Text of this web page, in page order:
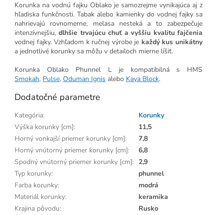
Korunka na vodnú fajku Oblako je samozrejme vynikajúca aj z
hľadiska funkčnosti. Tabak alebo kamienky do vodnej fajky sa
nahrievajú rovnomerne, melasa nesteká a to zabezpečuje
intenzívnejšiu,dlhšie trvajúcu chuť a vyššiu kvalitu fajčenia
vodnej fajky.Vzhľadom k ručnej výrobe je každý kus unikátny
a jednotlivé korunky sa môžu v detailoch mierne líšiť.
Korunka Oblako Phunnel L je kompatibilná s HMS
Smokah, Pulse, Oduman Ignis alebo Kaya Block.
Dodatočné parametre
Kategória:
Korunky
Výška korunky [cm]:
11,5
Horný vonkajší priemer korunky [cm]:
7,8
Horný vnútorný priemer korunky [cm]:
6,8
Spodný vnútorný priemer korunky [cm]: 2,9
Typ korunky:
phunnel
Farba korunky:
modrá
Materiál korunky:
keramika
Krajina pôvodu:
Rusko